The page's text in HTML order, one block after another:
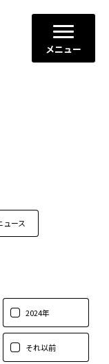
メニュー
ュース
2024年
それ以前